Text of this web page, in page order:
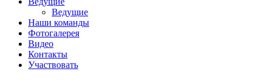
Ведущие
Наши команды
Фотогалерея
Видео
Контакты
Участвовать